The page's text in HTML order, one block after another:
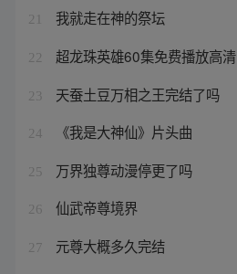
21 我就走在神的祭坛
22 超龙珠英雄60集免费播放高清
23 天蚕土豆万相之王完结了吗
24 《我是大神仙》片头曲
25 万界独尊动漫停更了吗
26 仙武帝尊境界
27
元尊大概多久完结